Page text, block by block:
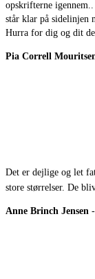
opskrifterne
står klar på sidelinjen
Hurra for dig og dit
Pia Correll
Det er dejlige og let
store størrelser. De
Anne Brinch Jensen